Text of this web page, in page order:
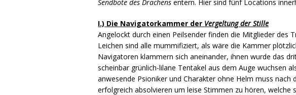
Sendbote des Drachens entern. Hier sind fünf Locations
I.) Die Navigatorkammer der Vergeltung der Stille
Angelockt durch einen Peilsender finden die Mitglieder des
Leichen sind alle mummifiziert, als wäre die Kammer
Navigatoren klammern sich aneinander, ihnen wurde das
scheinbar grünlich-lilane Tentakel aus dem Auge wuchsen
anwesende Psioniker und Charakter ohne Helm muss
erfolgreich absolvieren um leise Stimmen zu hören, welche